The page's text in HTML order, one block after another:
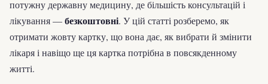
потужну державну медицину, де більшість консультацій і
лікування —безкоштовні. У цій статті розберемо, як
отримати жовту картку, що вона дає, як вибрати й змінити
лікаря і навіщо ще ця картка потрібна в повсякденному
житті.